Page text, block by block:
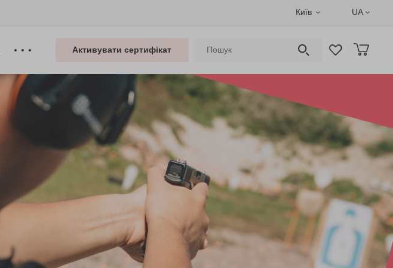
Київ UA
Активувати сертифікат